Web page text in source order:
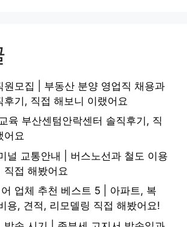
원모집 | 부동산 분양 영업직 채용과
후기, 직접 해보니 이랬어요
육 부산센텀안락센터 솔직후기, 직
어요
널 교통안내 | 버스노선과 철도 이용
직접 해봤어요
업체 추천 베스트 5 | 아파트, 복
용, 견적, 리모델링 직접 해봤어요!